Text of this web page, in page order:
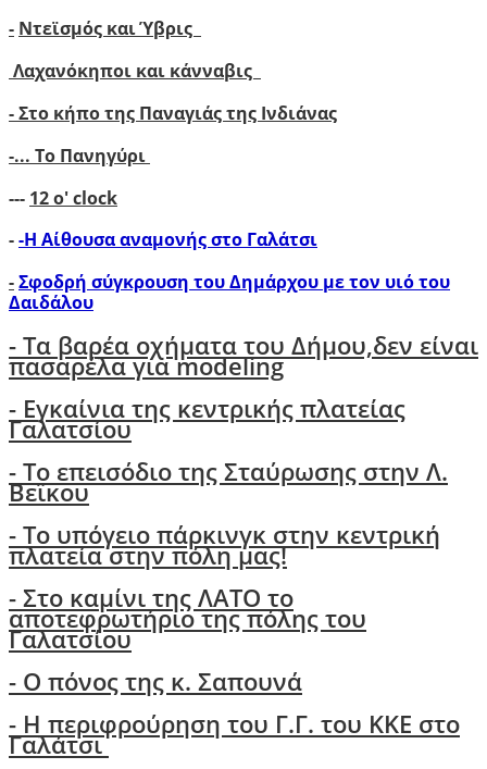
- Ντεϊσμός και Ύβρις
Λαχανόκηποι και κάνναβις
- Στο κήπο της Παναγιάς της Ινδιάνας
-... Το Πανηγύρι
--- 12 ο' clock
--Η Αίθουσα αναμονής στο Γαλάτσι
-Σφοδρή σύγκρουση του Δημάρχου με τον υιό του
Δαιδάλου
- Tα βαρέα οχήματα του Δήμου,δεν είναι
πασαρέλα για modeling
- Εγκαίνια της κεντρικής πλατείας
Γαλατσίου
- Το επεισόδιο της Σταύρωσης στην Λ.
Βεϊκου
- Το υπόγειο πάρκινγκ στην κεντρική
πλατεία στην πόλη μας!
- Στο καμίνι της ΛΑΤΟ το
αποτεφρωτήριο της πόλης του
Γαλατσίου
- Ο πόνος της κ. Σαπουνά
- H περιφρούρηση του Γ.Γ. του ΚΚΕ στο
Γαλάτσι